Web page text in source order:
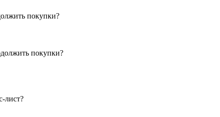
покупки?
покупки?
лист?